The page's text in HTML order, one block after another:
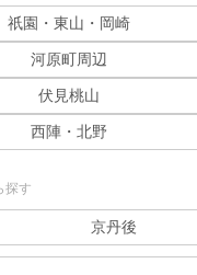
祇園・東山・岡崎
河原町周辺
伏見桃山
西陣・北野
探す
京丹後